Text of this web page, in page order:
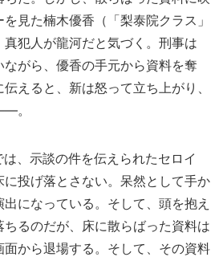
見た楠木優香（「梨泰院クラス」
犯人が龍河だと気づく。刑事は
ながら、優香の手元から資料を奪
えると、新は怒って立ち上がり、
。
、示談の件を伝えられたセロイ
投げ落とさない。呆然として手か
になっている。そして、頭を抱え
るのだが、床に散らばった資料は
から退場する。そして、その資料